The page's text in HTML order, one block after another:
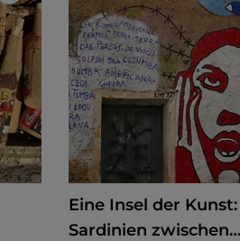
Eine Insel der Kunst:
Sardinien zwischen